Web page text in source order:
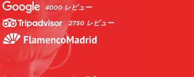
ョー、本物のフラメンコ、劇でもフ
ルでもない、このショーでは踊り手
ンサーだ。ここ数年、自分が見た中
女性ダンサーもすごい。あまりにも
4000 レビュー
2750 レビュー